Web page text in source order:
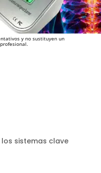
y no sustituyen un
sistemas clave